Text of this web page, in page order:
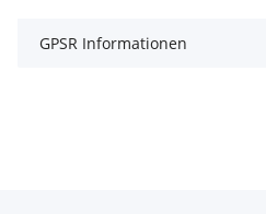
GPSR Informationen